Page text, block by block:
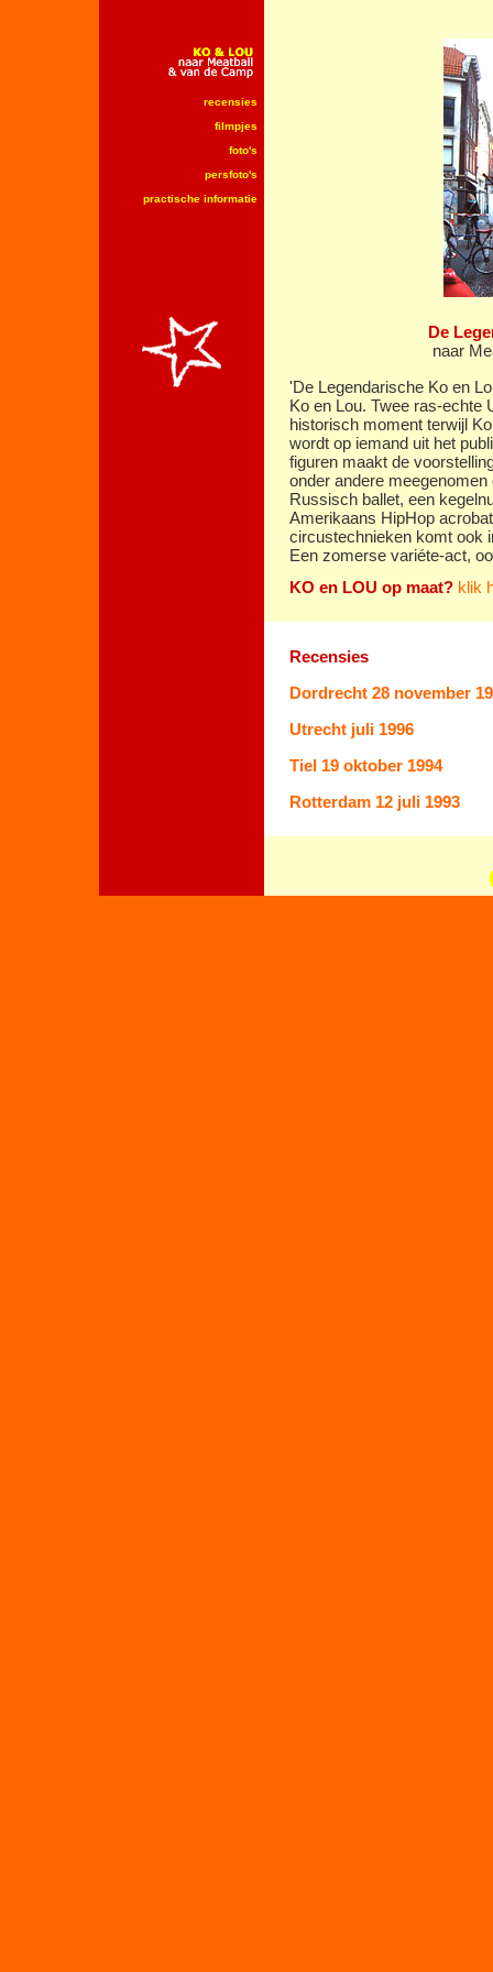
recensies
filmpjes
foto's
persfoto's
practische informatie
De
naar
'De Legendarische Ko en
Ko en Lou. Twee ras-echte
historisch moment terwijl
wordt op iemand uit het
figuren maakt de
onder andere
Russisch ballet, een
Amerikaans HipHop
circustechnieken komt ook
Een zomerse variéte-act,
KO en LOU op maat? klik
Recensies
Dordrecht 28 november
Utrecht juli 1996
Tiel 19 oktober 1994
Rotterdam 12 juli 1993